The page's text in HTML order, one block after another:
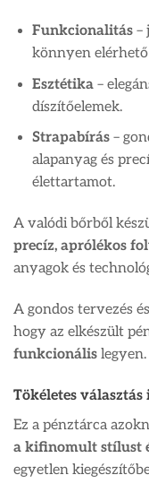
Funkcionalitás–
könnyen
Esztétika–
díszítőelemek.
Strapabírás–
alapanyag és
élettartamot.
A valódi bőrből
precíz, aprólékos
anyagok és
A gondos tervezés és
hogy az elkészült
funkcionális legyen.
Tökéletes
Ez a pénztárca
a kifinomult stílust
egyetlen